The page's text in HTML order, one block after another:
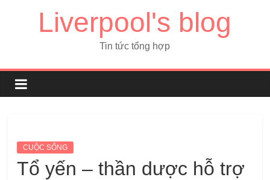
Liverpool's blog
Tin tức tổng hợp
CUỘC SỐNG
Tổ yến – thần dược hỗ trợ